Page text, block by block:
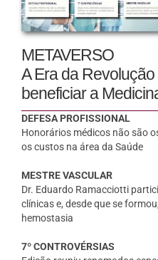
METAVERSO
A Era da
beneficiar a
DEFESA PROFISSIONAL
Honorários médicos não são
os custos na área da Saúde
MESTRE VASCULAR
Dr. Eduardo Ramacciotti
clínicas e, desde que se
hemostasia
7º CONTROVÉRSIAS